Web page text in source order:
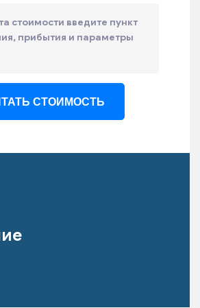
стоимости введите пункт
прибытия и параметры